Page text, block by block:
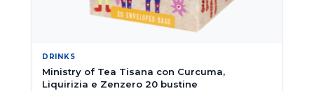
DRINKS
Ministry of Tea Tisana con Curcuma,
Liquirizia e Zenzero 20 bustine